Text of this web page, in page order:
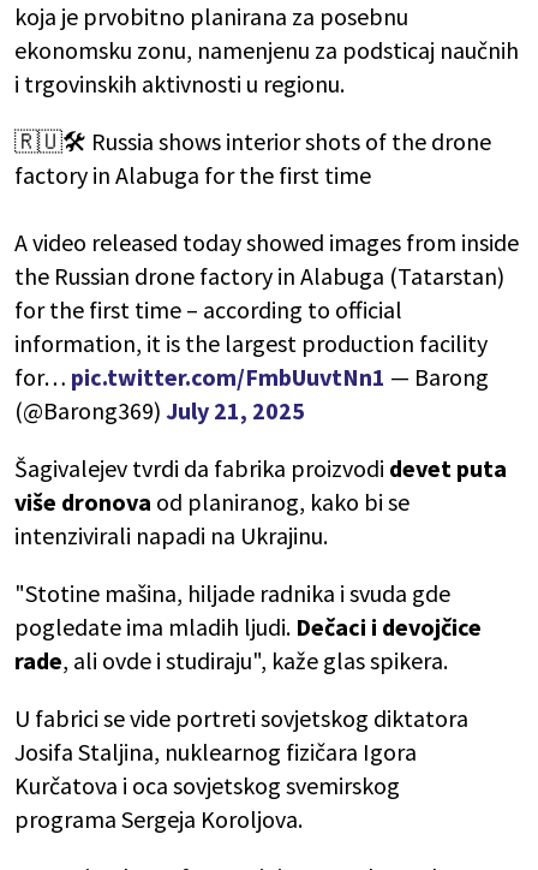
koja je prvobitno planirana za posebnu
ekonomsku zonu, namenjenu za podsticaj naučnih
i trgovinskih aktivnosti u regionu.
🇷🇺🛠️ Russia shows interior shots of the drone
factory in Alabuga for the first time
A video released today showed images from inside
the Russian drone factory in Alabuga (Tatarstan)
for the first time – according to official
information, it is the largest production facility
for… pic.twitter.com/FmbUuvtNn1 — Barong
(@Barong369) July 21, 2025
Šagivalejev tvrdi da fabrika proizvodi devet puta
više dronova od planiranog, kako bi se
intenzivirali napadi na Ukrajinu.
"Stotine mašina, hiljade radnika i svuda gde
pogledate ima mladih ljudi. Dečaci i devojčice
rade, ali ovde i studiraju", kaže glas spikera.
U fabrici se vide portreti sovjetskog diktatora
Josifa Staljina, nuklearnog fizičara Igora
Kurčatova i oca sovjetskog svemirskog
programa Sergeja Koroljova.